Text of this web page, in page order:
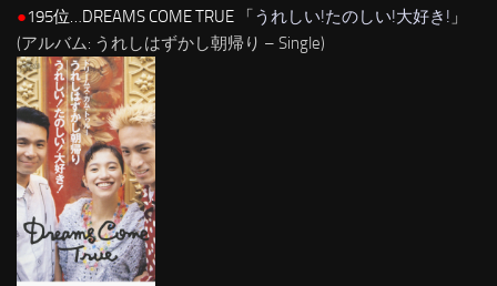
●195位…DREAMS COME TRUE 「うれしい!たのしい!大好き! 」
(アルバム: うれしはずかし朝帰り – Single)